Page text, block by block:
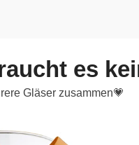
es
Gläser zusammen💗